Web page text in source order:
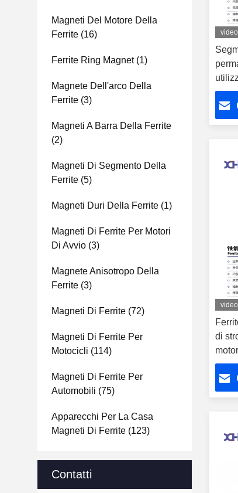
Magneti Del Motore Della
Ferrite (16)
Ferrite Ring Magnet(1)
Magnete Dell'arco Della
Ferrite (3)
Magneti A Barra Della Ferrite
(2)
Magneti Di Segmento Della
Ferrite (5)
Magneti Duri Della Ferrite (1)
Magneti Di Ferrite Per Motori
Di Avvio (3)
Magnete Anisotropo Della
Ferrite (3)
Magneti Di Ferrite (72)
Magneti Di Ferrite Per
Motocicli (114)
Magneti Di Ferrite Per
Automobili (75)
Apparecchi Per La Casa
Magneti Di Ferrite (123)
Contatti
video
video
di